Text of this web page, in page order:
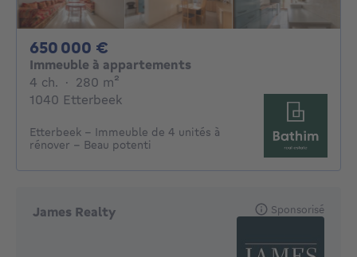
650 000 €
Immeuble à appartements
4 ch. 4 chambres
· 280 m²
1040 Etterbeek
Etterbeek - Immeuble de 4 unités à
rénover - Beau potenti
James Realty Sponsorisé